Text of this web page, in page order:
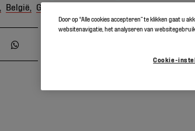
België, Groendaken
Door op “Alle cookies accepteren” te klikken gaat u
websitenavigatie, het analyseren van
Cookie-